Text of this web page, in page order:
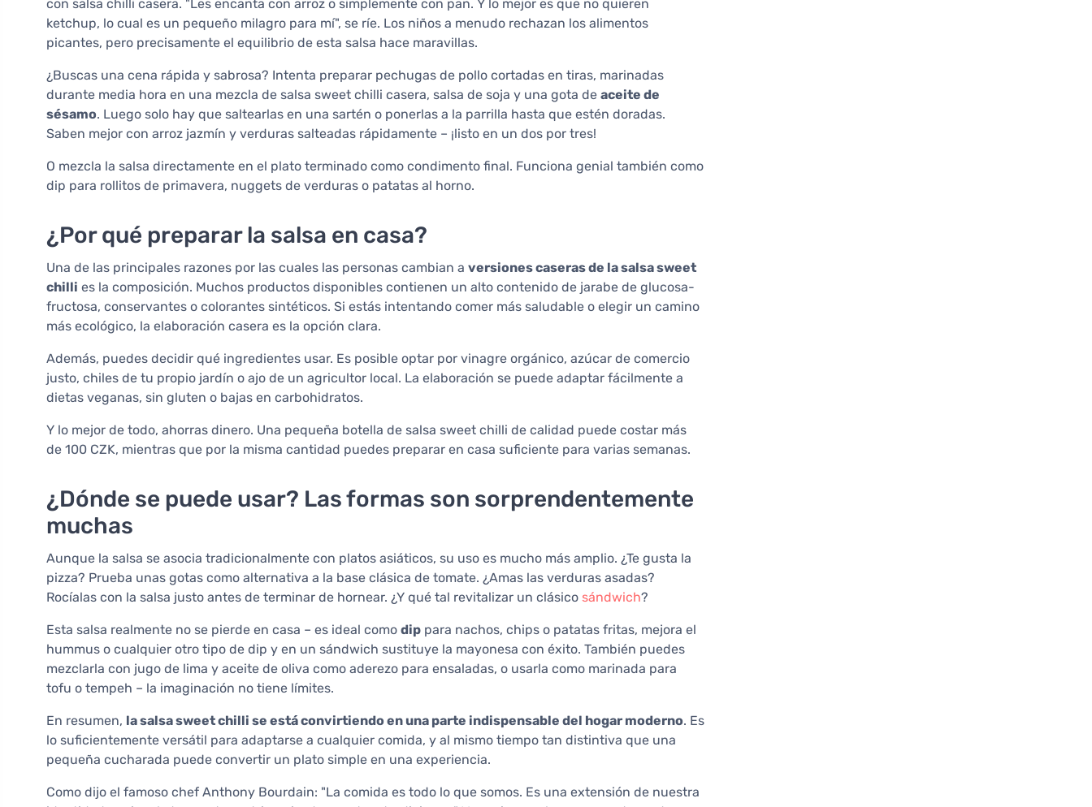
con salsa chilli casera. "Les encanta con arroz o simplemente con pan. Y lo mejor es que no quieren
ketchup, lo cual es un pequeño milagro para mí", se ríe. Los niños a menudo rechazan los alimentos
picantes, pero precisamente el equilibrio de esta salsa hace maravillas.
¿Buscas una cena rápida y sabrosa? Intenta preparar pechugas de pollo cortadas en tiras, marinadas
durante media hora en una mezcla de salsa sweet chilli casera, salsa de soja y una gota de aceite de
sésamo. Luego solo hay que saltearlas en una sartén o ponerlas a la parrilla hasta que estén doradas.
Saben mejor con arroz jazmín y verduras salteadas rápidamente – ¡listo en un dos por tres!
O mezcla la salsa directamente en el plato terminado como condimento final. Funciona genial también como
dip para rollitos de primavera, nuggets de verduras o patatas al horno.
¿Por qué preparar la salsa en casa?
Una de las principales razones por las cuales las personas cambian a versiones caseras de la salsa sweet
chilli es la composición. Muchos productos disponibles contienen un alto contenido de jarabe de glucosa-
fructosa, conservantes o colorantes sintéticos. Si estás intentando comer más saludable o elegir un camino
más ecológico, la elaboración casera es la opción clara.
Además, puedes decidir qué ingredientes usar. Es posible optar por vinagre orgánico, azúcar de comercio
justo, chiles de tu propio jardín o ajo de un agricultor local. La elaboración se puede adaptar fácilmente a
dietas veganas, sin gluten o bajas en carbohidratos.
Y lo mejor de todo, ahorras dinero. Una pequeña botella de salsa sweet chilli de calidad puede costar más
de 100 CZK, mientras que por la misma cantidad puedes preparar en casa suficiente para varias semanas.
¿Dónde se puede usar? Las formas son sorprendentemente
muchas
Aunque la salsa se asocia tradicionalmente con platos asiáticos, su uso es mucho más amplio. ¿Te gusta la
pizza? Prueba unas gotas como alternativa a la base clásica de tomate. ¿Amas las verduras asadas?
Rocíalas con la salsa justo antes de terminar de hornear. ¿Y qué tal revitalizar un clásico sándwich?
Esta salsa realmente no se pierde en casa – es ideal como dip para nachos, chips o patatas fritas, mejora el
hummus o cualquier otro tipo de dip y en un sándwich sustituye la mayonesa con éxito. También puedes
mezclarla con jugo de lima y aceite de oliva como aderezo para ensaladas, o usarla como marinada para
tofu o tempeh – la imaginación no tiene límites.
En resumen, la salsa sweet chilli se está convirtiendo en una parte indispensable del hogar moderno. Es
lo suficientemente versátil para adaptarse a cualquier comida, y al mismo tiempo tan distintiva que una
pequeña cucharada puede convertir un plato simple en una experiencia.
Como dijo el famoso chef Anthony Bourdain: "La comida es todo lo que somos. Es una extensión de nuestra